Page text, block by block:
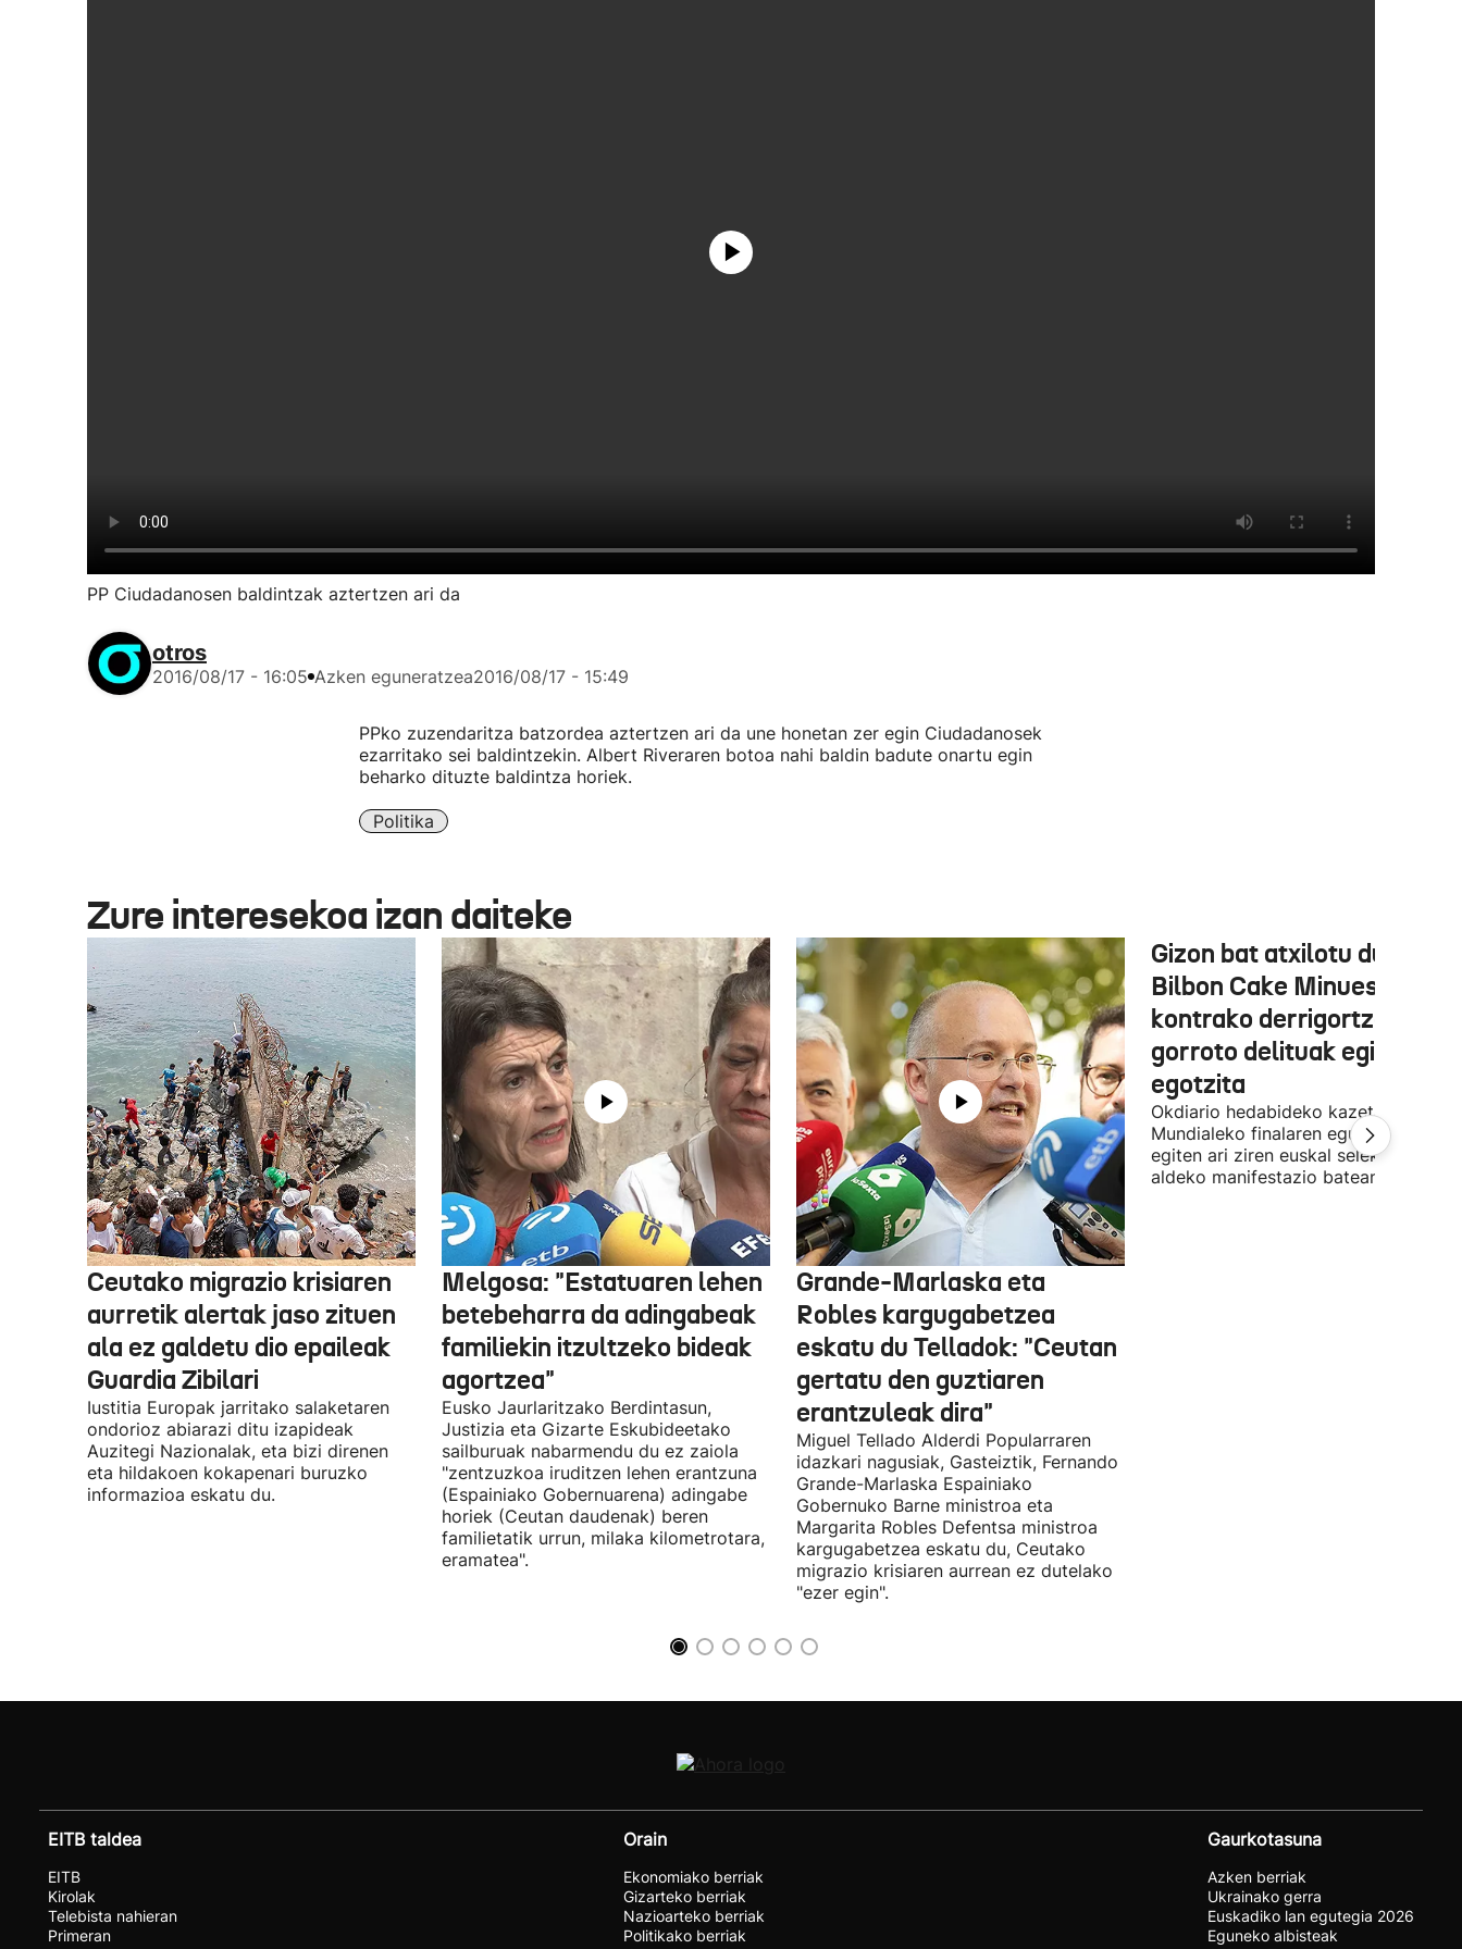
PP Ciudadanosen baldintzak aztertzen ari da
otros
2016/08/17 - 16:05 Azken eguneratzea2016/08/17 - 15:49
PPko zuzendaritza batzordea aztertzen ari da une honetan zer egin Ciudadanosek
ezarritako sei baldintzekin. Albert Riveraren botoa nahi baldin badute onartu egin
beharko dituzte baldintza horiek.
Politika
Zure interesekoa izan daiteke
Ceutako migrazio krisiaren
aurretik alertak jaso zituen
ala ez galdetu dio epaileak
Guardia Zibilari
Iustitia Europak jarritako salaketaren
ondorioz abiarazi ditu izapideak
Auzitegi Nazionalak, eta bizi direnen
eta hildakoen kokapenari buruzko
informazioa eskatu du.
Melgosa: "Estatuaren lehen
betebeharra da adingabeak
familiekin itzultzeko bideak
agortzea"
Eusko Jaurlaritzako Berdintasun,
Justizia eta Gizarte Eskubideetako
sailburuak nabarmendu du ez zaiola
"zentzuzkoa iruditzen lehen erantzuna
(Espainiako Gobernuarena) adingabe
horiek (Ceutan daudenak) beren
familietatik urrun, milaka kilometrotara,
eramatea".
Grande-Marlaska eta
Robles kargugabetzea
eskatu du Telladok: "Ceutan
gertatu den guztiaren
erantzuleak dira"
Miguel Tellado Alderdi Popularraren
idazkari nagusiak, Gasteiztik, Fernando
Grande-Marlaska Espainiako
Gobernuko Barne ministroa eta
Margarita Robles Defentsa ministroa
kargugabetzea eskatu du, Ceutako
migrazio krisiaren aurrean ez dutelako
"ezer egin".
Gizon bat atxilotu dute,
Bilbon Cake Minuesaren
kontrako derrigortze eta
gorroto delituak egitea
egotzita
Okdiario hedabideko kazetaria
Mundialeko finalaren egunean Bilbon
egiten ari ziren euskal selekzioaren
aldeko manifestazio batean zegoen.
EITB taldea
EITB
Kirolak
Telebista nahieran
Primeran
Orain
Ekonomiako berriak
Gizarteko berriak
Nazioarteko berriak
Politikako berriak
Gaurkotasuna
Azken berriak
Ukrainako gerra
Euskadiko lan egutegia 2026
Eguneko albisteak